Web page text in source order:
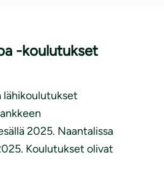
-koulutukset
lähikoulutukset
2025. Naantalissa
Koulutukset olivat